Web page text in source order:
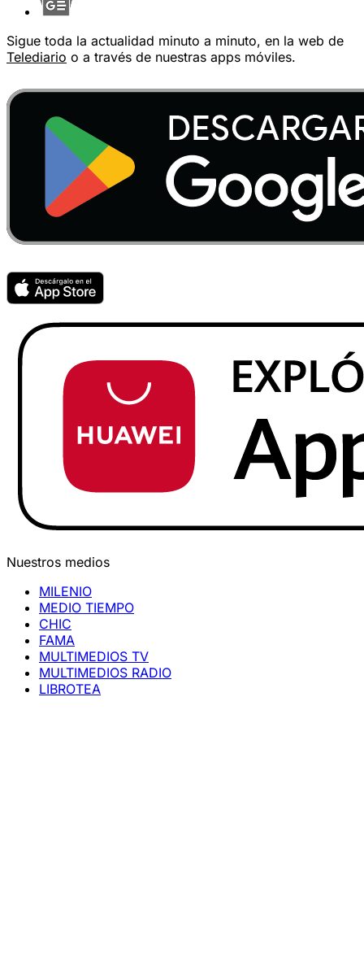
Sigue toda la actualidad minuto a minuto, en la web de
Telediario o a través de nuestras apps móviles.
Nuestros medios
MILENIO
MEDIO TIEMPO
CHIC
FAMA
MULTIMEDIOS TV
MULTIMEDIOS RADIO
LIBROTEA